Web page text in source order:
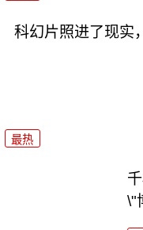
科幻片照进了现实
最热
\"